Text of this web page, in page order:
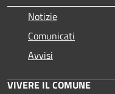
Notizie
Comunicati
Avvisi
VIVERE IL COMUNE